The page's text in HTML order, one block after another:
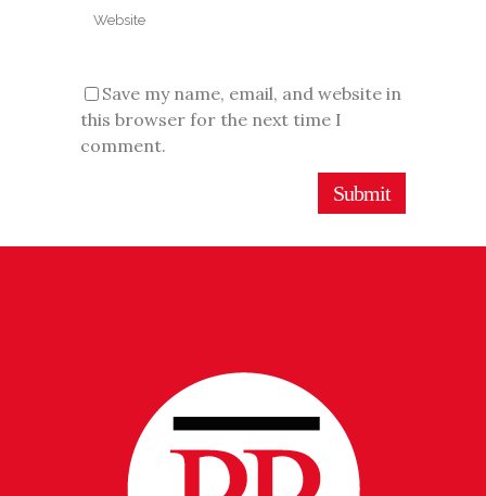
Save my name, email, and website in
this browser for the next time I
comment.